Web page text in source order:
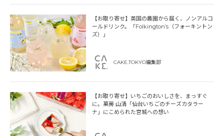
【お取り寄せ】英国の農園から届く、ノンアルコ
ールドリンク。「Folkington’s（フォーキントン
ズ）」
CAKE.TOKYO編集部
【お取り寄せ】いちごのおいしさを、まっすぐ
に。菓房 山清「仙台いちごのチーズカタラー
ナ」にこめられた宮城への想い